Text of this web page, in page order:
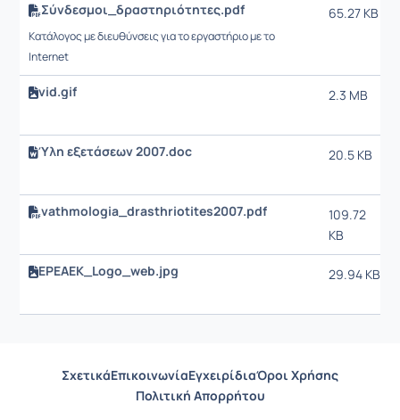
Σύνδεσμοι_δραστηριότητες.pdf
Κατάλογος με διευθύνσεις για το εργαστήριο με το
Internet
65.27 KB
vid.gif 2.3 MB
Ύλη εξετάσεων 2007.doc 20.5 KB
vathmologia_drasthriotites2007.pdf
109.72
KB
EPEAEK_Logo_web.jpg 29.94 KB
ΣχετικάΕπικοινωνίαΕγχειρίδιαΌροι Χρήσης
Πολιτική Απορρήτου